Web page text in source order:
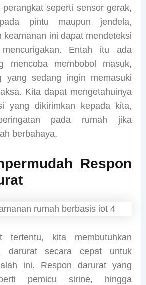
perangkat seperti sensor gerak,
pintu maupun jendela,
keamanan ini dapat mendeteksi
Entah itu ada
mencoba membobol masuk,
yang sedang ingin memasuki
Kita dapat mengetahuinya
yang dikirimkan kepada kita,
pada rumah jika
berbahaya.
Respon
tertentu, kita membutuhkan
darurat secara cepat untuk
ini. Respon darurat yang
pemicu sirine, hingga